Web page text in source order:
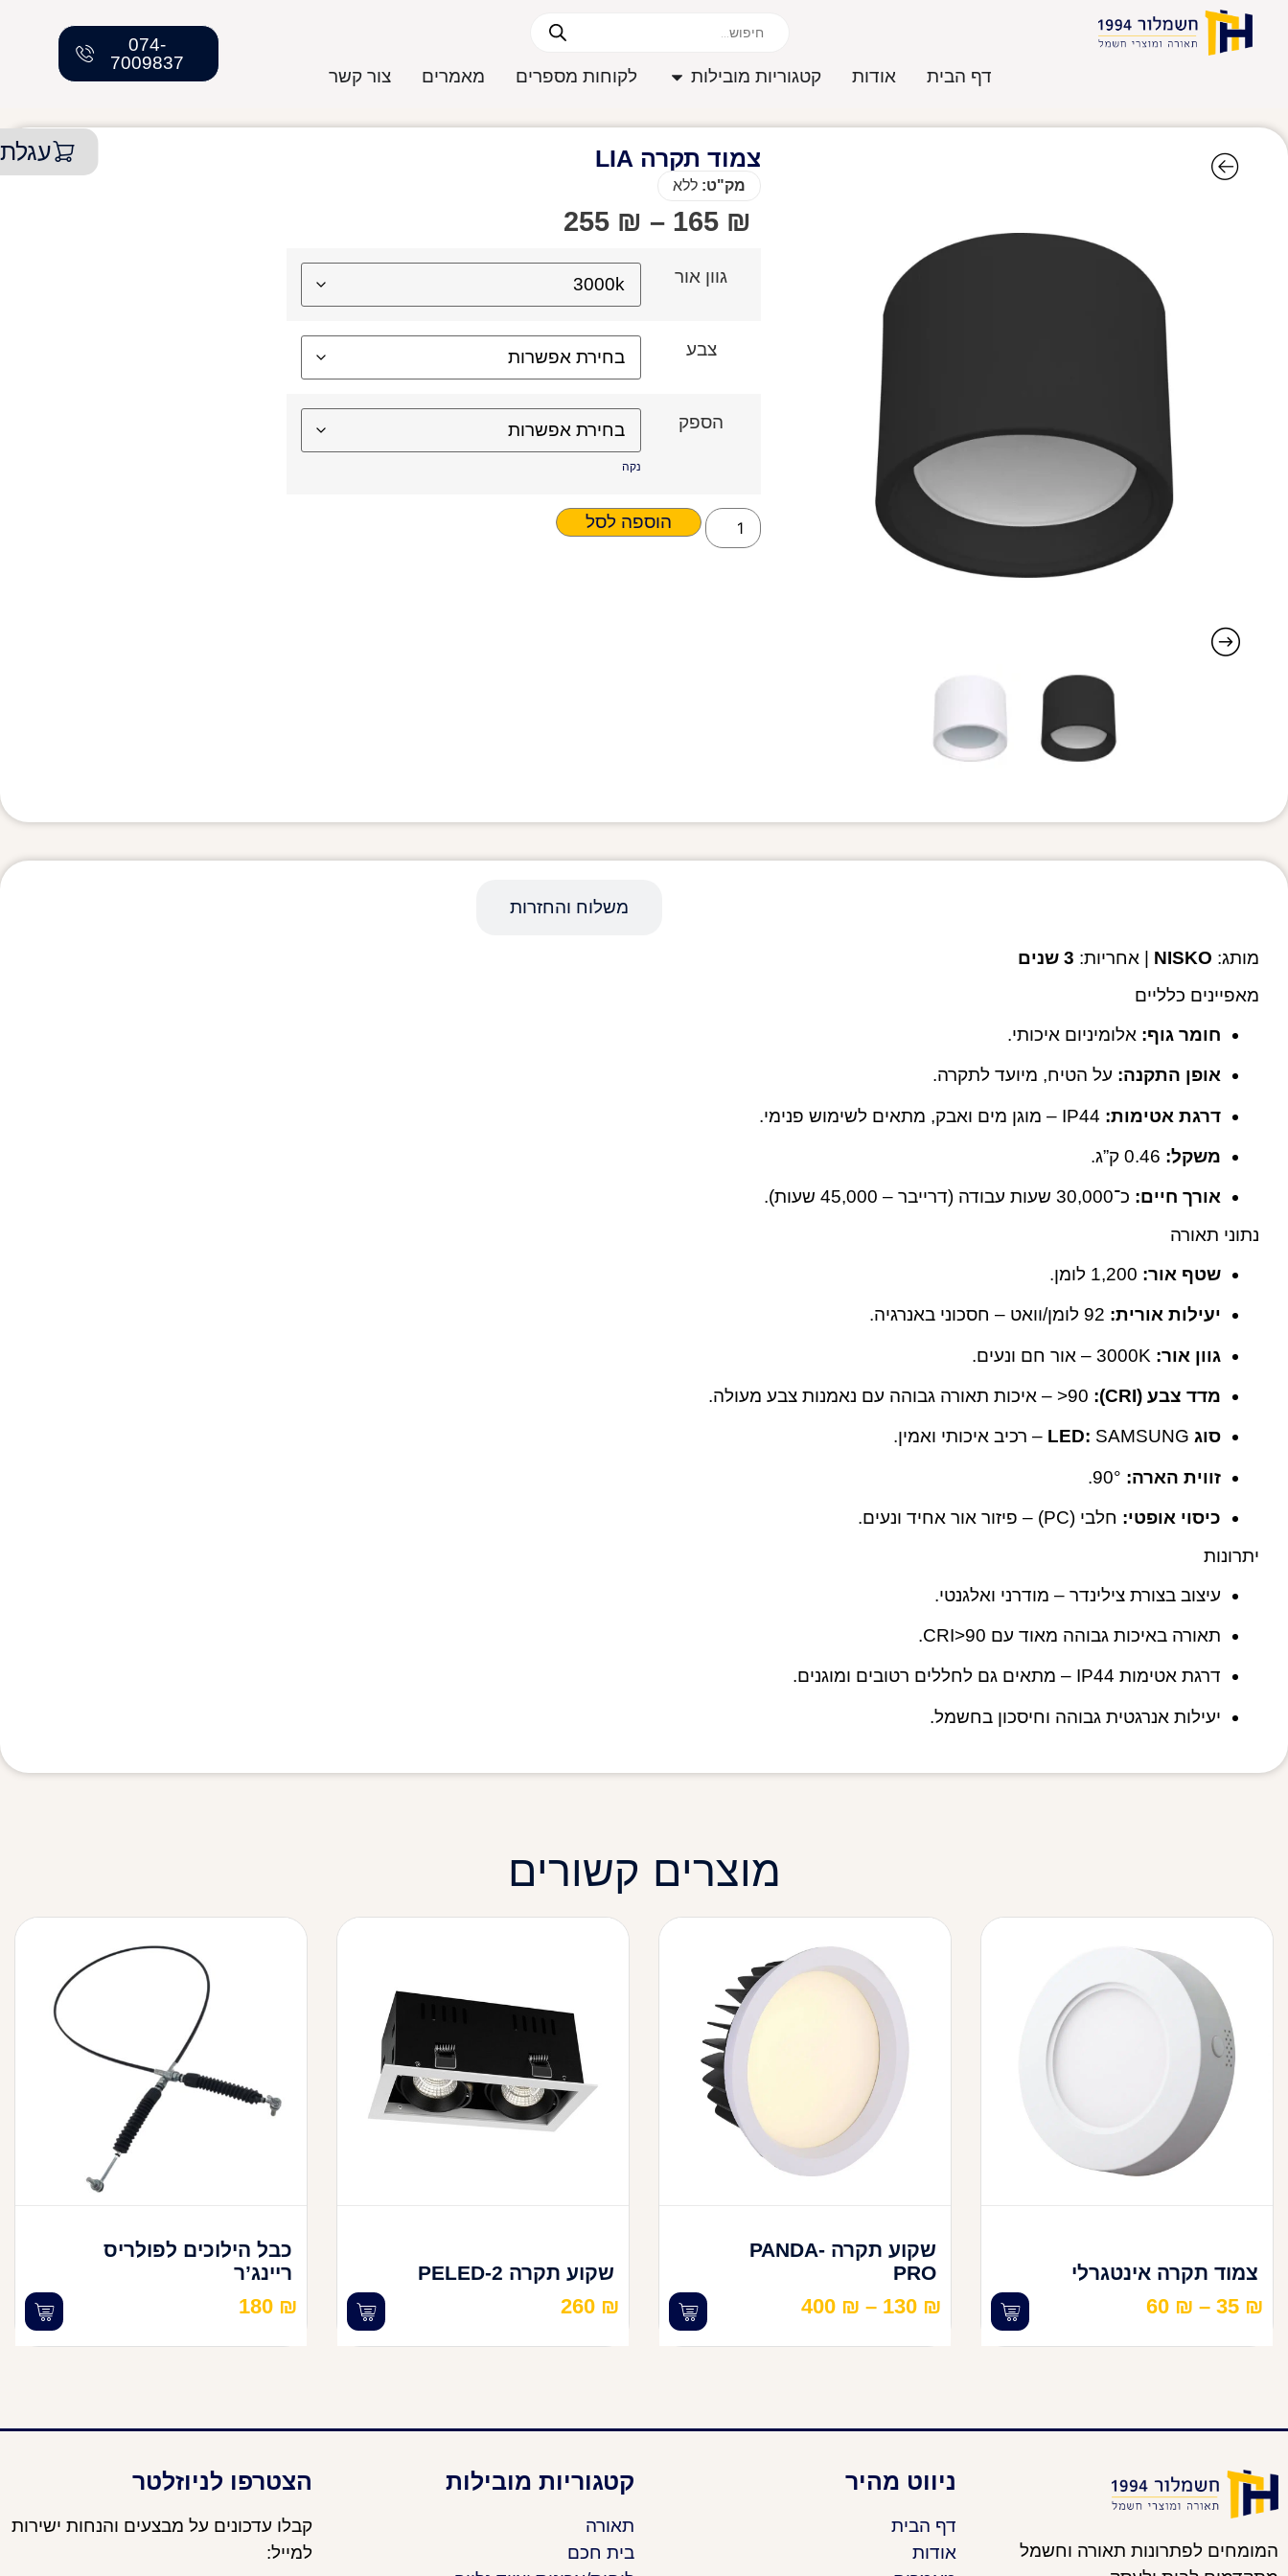
דף הבית אודות קטגוריות מובילות לקוחות מספרים מאמרים צור קשר
074-
7009837
צמוד תקרה LIA
מק"ט: ללא
165 ₪
–
255 ₪
גוון אור
צבע
הספק
נקה
הוספה לסל
משלוח והחזרות
מותג: NISKO | אחריות: 3 שנים
מאפיינים כלליים
חומר גוף: אלומיניום איכותי.
אופן התקנה: על הטיח, מיועד לתקרה.
דרגת אטימות:
משקל:
אורך חיים: כ־30,000 שעות עבודה (דרייבר – ‎45,000 שעות).
נתוני תאורה
שטף אור:
יעילות אורית:
גוון אור:
מדד צבע (CRI):
סוג LED: SAMSUNG – רכיב איכותי ואמין.
זווית הארה:
כיסוי אופטי: חלבי (PC) – פיזור אור אחיד ונעים.
יתרונות
עיצוב בצורת צילינדר – מודרני ואלגנטי.
תאורה באיכות גבוהה מאוד עם CRI>90.
דרגת אטימות IP44 – מתאים גם לחללים רטובים ומוגנים.
יעילות אנרגטית גבוהה וחיסכון בחשמל.
מוצרים קשורים
צמוד תקרה אינטגרלי
35 ₪
–
60 ₪
שקוע תקרה PANDA-
PRO
130 ₪
–
400 ₪
שקוע תקרה PELED-2
260 ₪
כבל הילוכים לפולריס
ריינג’ר
180 ₪
המומחים לפתרונות תאורה וחשמל
ניווט מהיר
דף הבית
אודות
קטגוריות מובילות
תאורה
בית חכם
הצטרפו לניוזלטר
קבלו עדכונים על מבצעים והנחות ישירות
למייל: